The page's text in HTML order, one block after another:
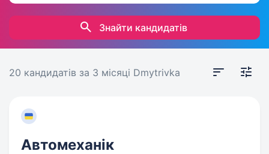
Знайти кандидатів
20 кандидатів за 3 місяці Dmytrivka
Автомеханік